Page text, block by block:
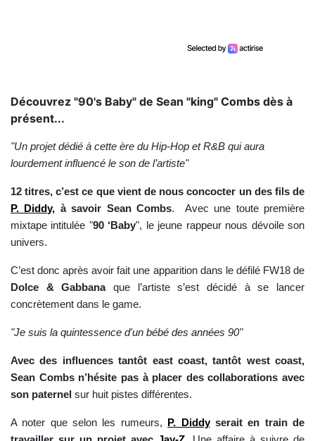
Découvrez "90's Baby" de Sean "king" Combs dès à
présent...
"Un projet dédié à cette ère du Hip-Hop et R&B qui aura
lourdement influencé le son de l’artiste"
12 titres, c’est ce que vient de nous concocter un des fils de
P. Diddy, à savoir Sean Combs. Avec une toute première
mixtape intitulée "90 ‘Baby", le jeune rappeur nous dévoile son
univers.
C’est donc après avoir fait une apparition dans le défilé FW18 de
Dolce & Gabbanaque l’artiste s’est décidé à se lancer
concrètement dans le game.
"Je suis la quintessence d'un bébé des années 90"
Avec des influences tantôt east coast, tantôt west coast,
Sean Combs n’hésite pas à placer des collaborations avec
son paternel sur huit pistes différentes.
A noter que selon les rumeurs, P. Diddyserait en train de